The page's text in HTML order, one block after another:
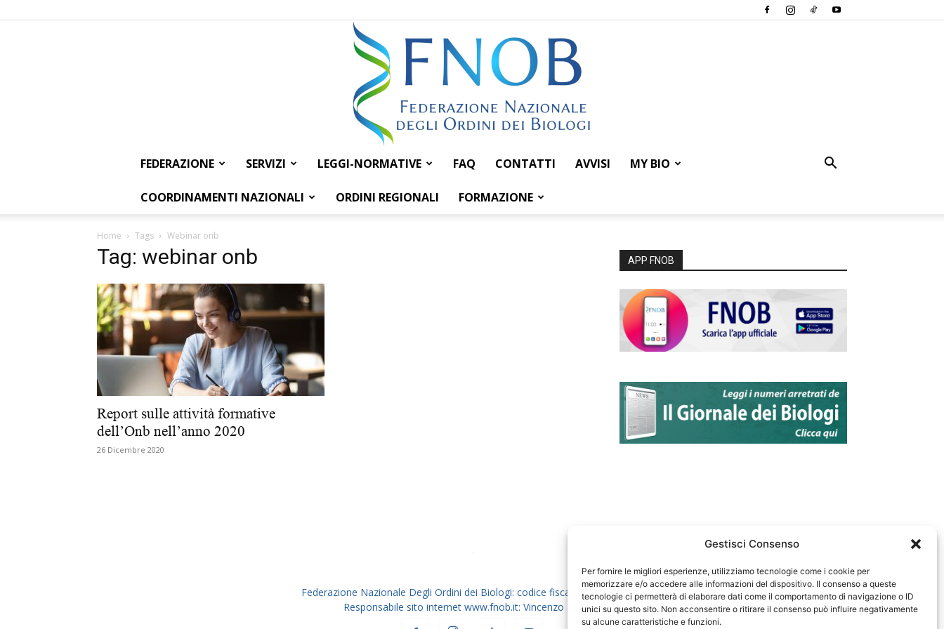
Gestisci Consenso
Per fornire le migliori esperienze, utilizziamo tecnologie come i cookie per
memorizzare e/o accedere alle informazioni del dispositivo. Il consenso a queste
tecnologie ci permetterà di elaborare dati come il comportamento di navigazione o ID
unici su questo sito. Non acconsentire o ritirare il consenso può influire negativamente
su alcune caratteristiche e funzioni.
Federazione
dei
FEDERAZIONE SERVIZI LEGGI-NORMATIVE FAQ CONTATTI AVVISI MY BIO
COORDINAMENTI NAZIONALI ORDINI REGIONALI FORMAZIONE
Home Tags Webinar onb
Tag: webinar onb
Report sulle attività formative
dell’Onb nell’anno 2020
26 Dicembre 2020
APP FNOB
Federazione Nazionale Degli Ordini dei Biologi: codice fiscale 80069130583
Responsabile sito internet www.fnob.it: Vincenzo D'Anna